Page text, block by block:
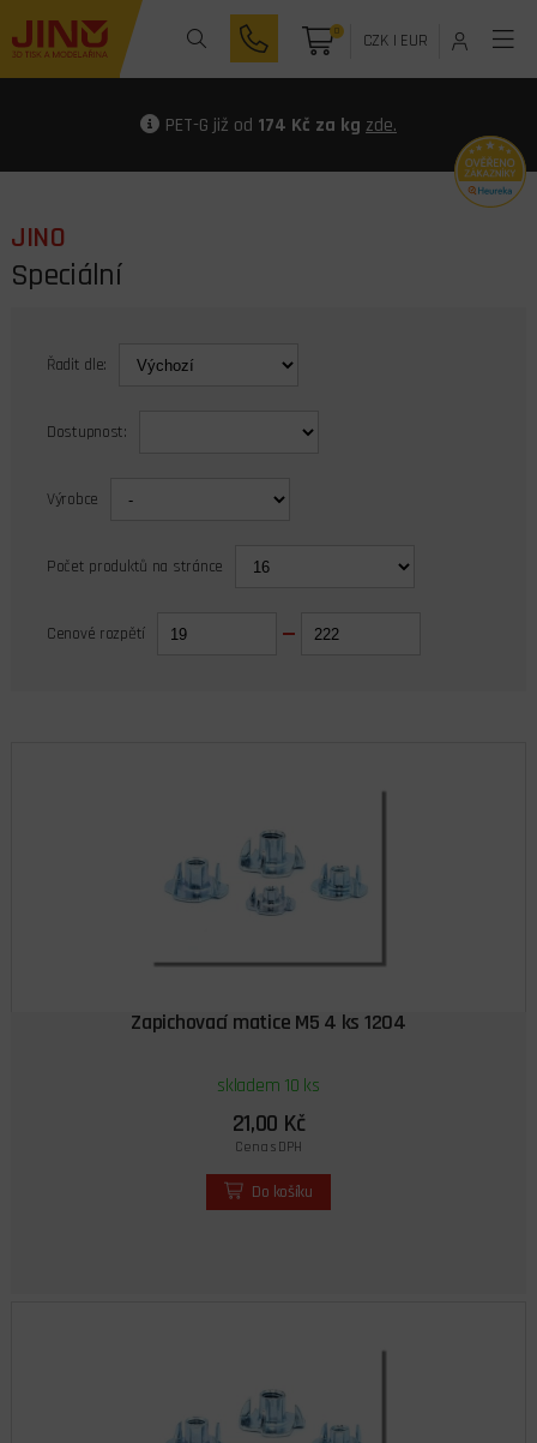
0 CZK| EUR
PET-G již od 174 Kč za kg zde.
JINO
Speciální
Řadit dle:
Dostupnost:
Výrobce
Počet produktů na stránce
Cenové rozpětí
Zapichovací matice M5 4 ks 1204
skladem 10 ks
21,00 Kč
Cena s DPH
Do košíku